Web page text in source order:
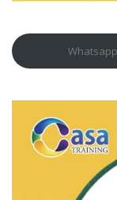
Whatsapp